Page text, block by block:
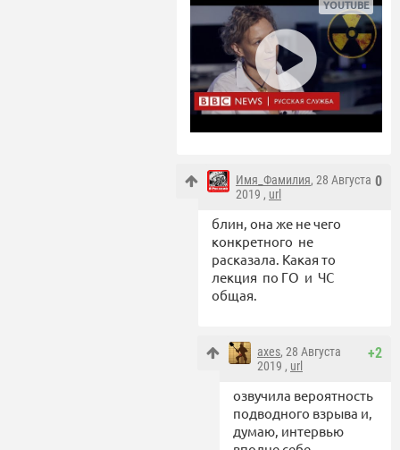
0
Имя_Фамилия, 28 Августа
2019 , url
блин, она же не чего
конкретного не
расказала. Какая то
лекция по ГО и ЧС
общая.
+2
axes, 28 Августа
2019 , url
озвучила вероятность
подводного взрыва и,
думаю, интервью